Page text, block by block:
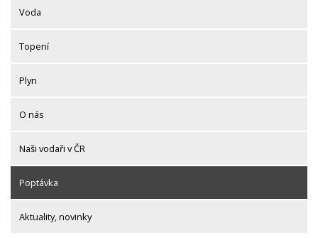
Voda
Topení
Plyn
O nás
Naši vodaři v ČR
Poptávka
Aktuality, novinky